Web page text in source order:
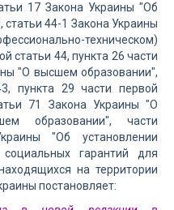
17 Закона Украины "Об
44-1 Закона Украины
техническом)
статьи 44, пункта 26 части
"О высшем образовании",
пункта 29 части первой
71 Закона Украины "О
образовании", части
"Об установлении
гарантий для
на территории
постановляет: